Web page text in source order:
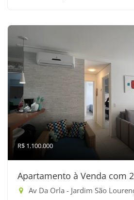
R$ 1.100.000
Apartamento à Venda com
Av Da Orla - Jardim São